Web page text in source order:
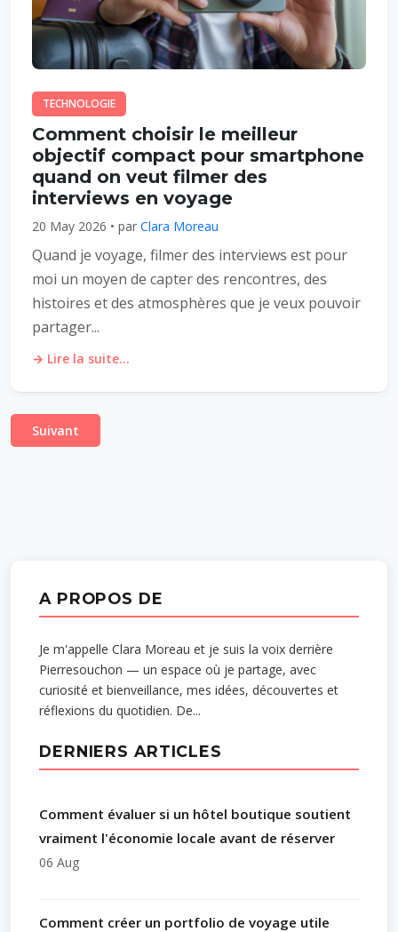
TECHNOLOGIE
Comment choisir le meilleur
objectif compact pour smartphone
quand on veut filmer des
interviews en voyage
20 May 2026 • par Clara Moreau
Quand je voyage, filmer des interviews est pour
moi un moyen de capter des rencontres, des
histoires et des atmosphères que je veux pouvoir
partager...
→ Lire la suite...
Suivant
A PROPOS DE
Je m'appelle Clara Moreau et je suis la voix derrière
Pierresouchon — un espace où je partage, avec
curiosité et bienveillance, mes idées, découvertes et
réflexions du quotidien. De...
DERNIERS ARTICLES
Comment évaluer si un hôtel boutique soutient
vraiment l'économie locale avant de réserver
06 Aug
Comment créer un portfolio de voyage utile